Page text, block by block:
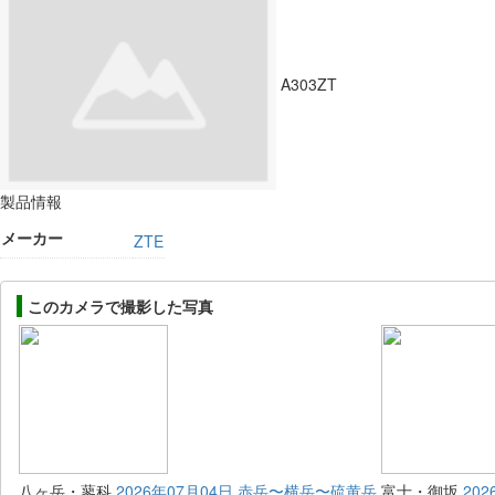
A303ZT
製品情報
メーカー
ZTE
このカメラで撮影した写真